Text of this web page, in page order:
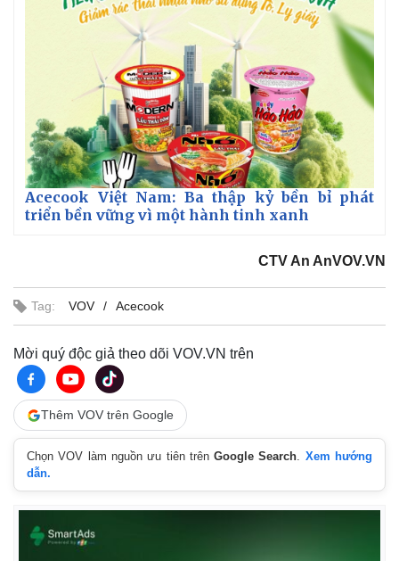
Pháp luật
Vụ án
Tin nóng
Tư vấn luật
Quân sự - Quốc phòng
Vũ khí
Việt Nam
Phân tích
Acecook Việt Nam: Ba thập kỷ bền bỉ phát
triển bền vững vì một hành tinh xanh
CTV An AnVOV.VN
Tag: VOV Acecook
Mời quý độc giả theo dõi VOV.VN trên
Thêm VOV trên Google
Chọn VOV làm nguồn ưu tiên trênGoogle Search. Xem hướng
dẫn.